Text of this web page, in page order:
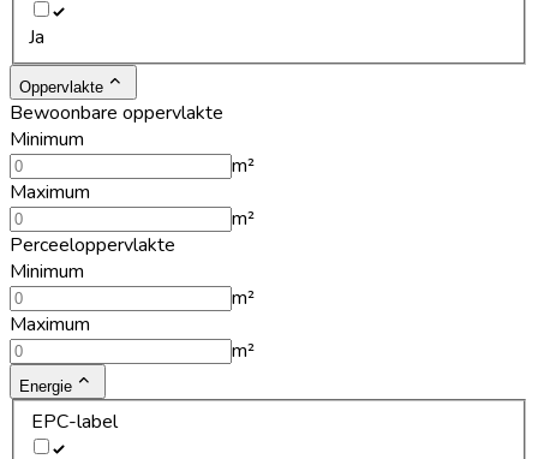
Ja
Oppervlakte
Bewoonbare oppervlakte
Minimum
m²
Maximum
m²
Perceeloppervlakte
Minimum
m²
Maximum
m²
Energie
EPC-label